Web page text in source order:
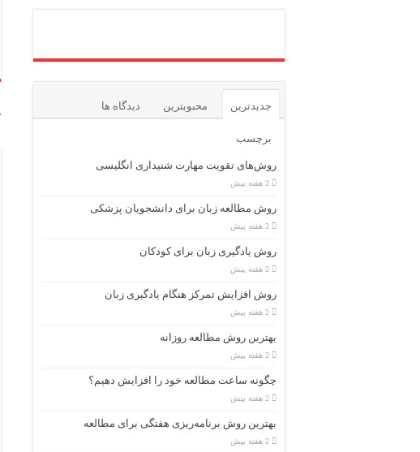
جدیدترین محبوبترین دیدگاه ها
برچسب
روش‌های تقویت مهارت شنیداری انگلیسی
2 هفته پیش
روش مطالعه زبان برای دانشجویان پزشکی
2 هفته پیش
روش یادگیری زبان برای کودکان
2 هفته پیش
روش افزایش تمرکز هنگام یادگیری زبان
2 هفته پیش
بهترین روش مطالعه روزانه
2 هفته پیش
چگونه ساعت مطالعه خود را افزایش دهیم؟
2 هفته پیش
بهترین روش برنامه‌ریزی هفتگی برای مطالعه
2 هفته پیش